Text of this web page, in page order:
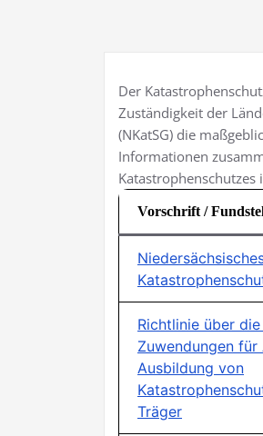
Der
Zuständigkeit der
(NKatSG) die
Informationen
Vorschrift /
Richtlinie über
Zuwendungen
Ausbildung von
Träger